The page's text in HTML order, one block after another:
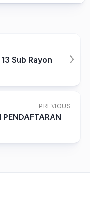
Sub Rayon
PREVIOUS
PENDAFTARAN